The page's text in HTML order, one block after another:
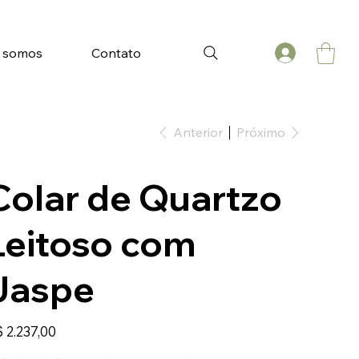
Contato
Anterior Próximo
de Quartzo
com
2.237,00